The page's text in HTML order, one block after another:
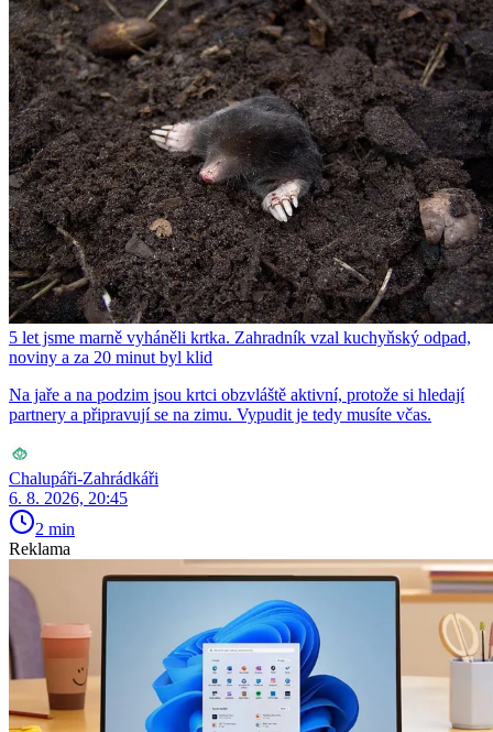
5 let jsme marně vyháněli krtka. Zahradník vzal kuchyňský odpad,
noviny a za 20 minut byl klid
Na jaře a na podzim jsou krtci obzvláště aktivní, protože si hledají
partnery a připravují se na zimu. Vypudit je tedy musíte včas.
Chalupáři-Zahrádkáři
6. 8. 2026, 20:45
2 min
Reklama